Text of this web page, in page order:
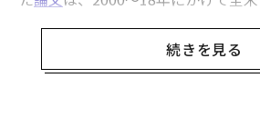
率にどのような影響を与えるかを調
究となった。
続きを見る